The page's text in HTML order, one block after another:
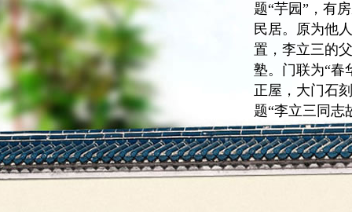
题“芋园”，有
民居。原为他
置，李立三的
塾。门联为“春
正屋，大门石
题“李立三同志